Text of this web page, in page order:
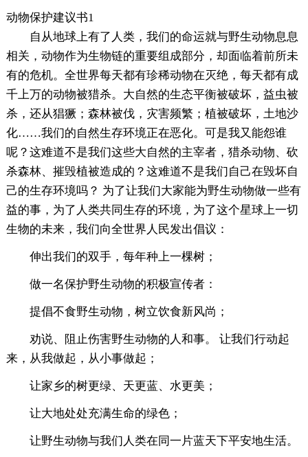
动物保护建议书1
自从地球上有了人类，我们的命运就与野生动物息息
相关，动物作为生物链的重要组成部分，却面临着前所未
有的危机。全世界每天都有珍稀动物在灭绝，每天都有成
千上万的动物被猎杀。大自然的生态平衡被破坏，益虫被
杀，还从猖獗；森林被伐，灾害频繁；植被破坏，土地沙
化……我们的自然生存环境正在恶化。可是我又能怨谁
呢？这难道不是我们这些大自然的主宰者，猎杀动物、砍
杀森林、摧毁植被造成的？这难道不是我们自己在毁坏自
己的生存环境吗？ 为了让我们大家能为野生动物做一些有
益的事，为了人类共同生存的环境，为了这个星球上一切
生物的未来，我们向全世界人民发出倡议：
伸出我们的双手，每年种上一棵树；
做一名保护野生动物的积极宣传者：
提倡不食野生动物，树立饮食新风尚；
劝说、阻止伤害野生动物的人和事。 让我们行动起
来，从我做起，从小事做起；
让家乡的树更绿、天更蓝、水更美；
让大地处处充满生命的绿色；
让野生动物与我们人类在同一片蓝天下平安地生活。